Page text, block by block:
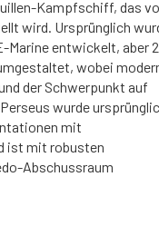
Kampfschiff, das
wird. Ursprünglich
Marine entwickelt, aber
wobei
der Schwerpunkt auf
wurde
mit
ist mit robusten
Abschussraum